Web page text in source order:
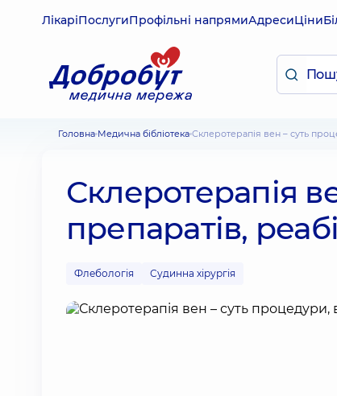
ЛікаріПослугиПрофільні напрямиАдресиЦіни
Головна Медична бібліотека Склеротерапія вен – суть
Склеротерапія
препаратів,
Флебологія Судинна хірургія